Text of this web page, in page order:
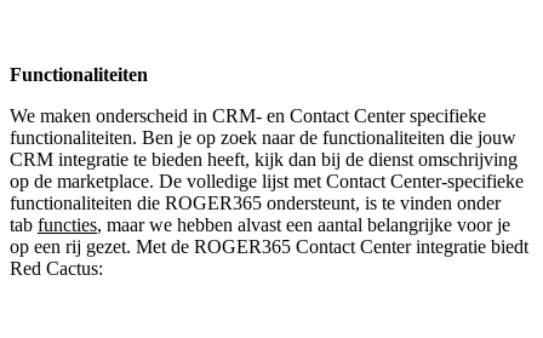
Functionaliteiten
We maken onderscheid in CRM- en Contact Center specifieke
functionaliteiten. Ben je op zoek naar de functionaliteiten die jouw
CRM integratie te bieden heeft, kijk dan bij de dienst omschrijving
op de marketplace. De volledige lijst met Contact Center-specifieke
functionaliteiten die ROGER365 ondersteunt, is te vinden onder
tab functies, maar we hebben alvast een aantal belangrijke voor je
op een rij gezet. Met de ROGER365 Contact Center integratie biedt
Red Cactus: